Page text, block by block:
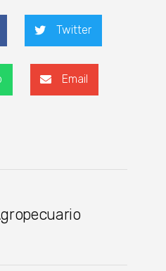
Twitter
Email